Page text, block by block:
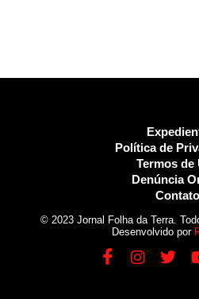
Política de
Termos de
Denúncia
Contato
© 2023 Jornal Folha da Terra.
Desenvolvido por